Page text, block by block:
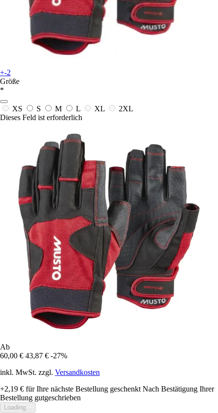
+-2
Größe
*
XS S M L XL
2XL
Dieses Feld ist erforderlich
Ab
60,00 € 43,87 € -27%
inkl. MwSt. zzgl. Versandkosten
+2,19 € für Ihre nächste Bestellung geschenkt Nach Bestätigung Ihrer
Bestellung gutgeschrieben
Loading...